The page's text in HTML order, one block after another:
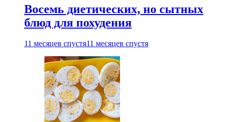
Восемь диетических, но сытных
блюд для похудения
11 месяцев спустя11 месяцев спустя